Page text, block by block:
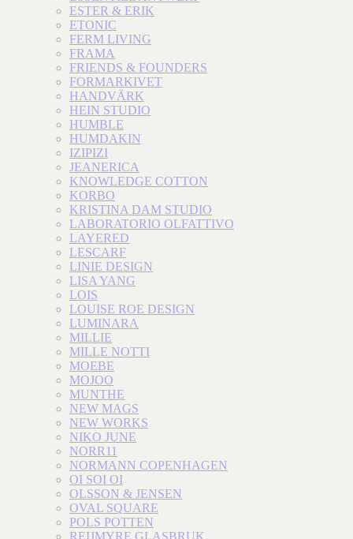
ESTER & ERIK
ETONIC
FERM LIVING
FRAMA
FRIENDS & FOUNDERS
FORMARKIVET
HANDVÄRK
HEIN STUDIO
HUMBLE
HUMDAKIN
IZIPIZI
JEANERICA
KNOWLEDGE COTTON
KORBO
KRISTINA DAM STUDIO
LABORATORIO OLFATTIVO
LAYERED
LESCARF
LINIE DESIGN
LISA YANG
LOIS
LOUISE ROE DESIGN
LUMINARA
MILLIE
MILLE NOTTI
MOEBE
MOJOO
MUNTHE
NEW MAGS
NEW WORKS
NIKO JUNE
NORR11
NORMANN COPENHAGEN
OI SOI OI
OLSSON & JENSEN
OVAL SQUARE
POLS POTTEN
REIJMYRE GLASBRUK